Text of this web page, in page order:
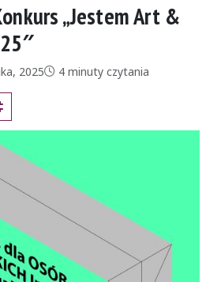
„Jestem Art &
2025Czas czytania:
4 minuty czytania
link
krótki link